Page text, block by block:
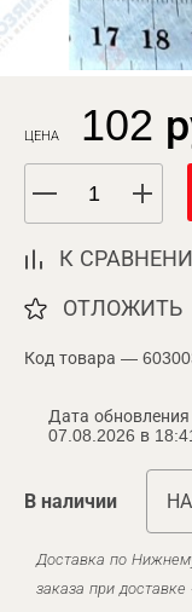
ЦЕНА 102
К
ОТЛОЖИТЬ
Код товара —
Дата
07.08.2026 в
В наличии
Доставка по
заказа при доставке